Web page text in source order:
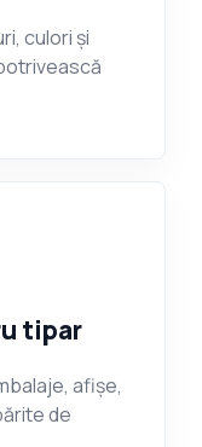
culori și
tipar
afișe,
de